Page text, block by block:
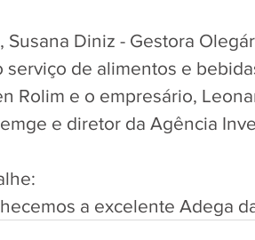
Susana Diniz - Gestora
serviço de alimentos e
Rolim e o empresário,
e diretor da Agência
a excelente Adega